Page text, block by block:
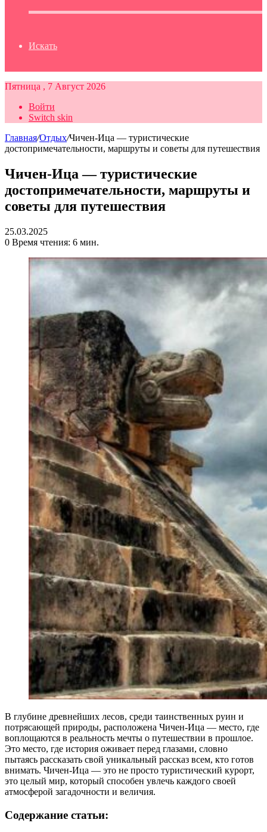
Искать
Пятница , 7 Август 2026
Войти
Switch skin
Главная/Отдых/Чичен-Ица — туристические
достопримечательности, маршруты и советы для путешествия
Чичен-Ица — туристические
достопримечательности, маршруты и
советы для путешествия
25.03.2025
0 Время чтения: 6 мин.
В глубине древнейших лесов, среди таинственных руин и
потрясающей природы, расположена Чичен-Ица — место, где
воплощаются в реальность мечты о путешествии в прошлое.
Это место, где история оживает перед глазами, словно
пытаясь рассказать свой уникальный рассказ всем, кто готов
внимать. Чичен-Ица — это не просто туристический курорт,
это целый мир, который способен увлечь каждого своей
атмосферой загадочности и величия.
Содержание статьи: